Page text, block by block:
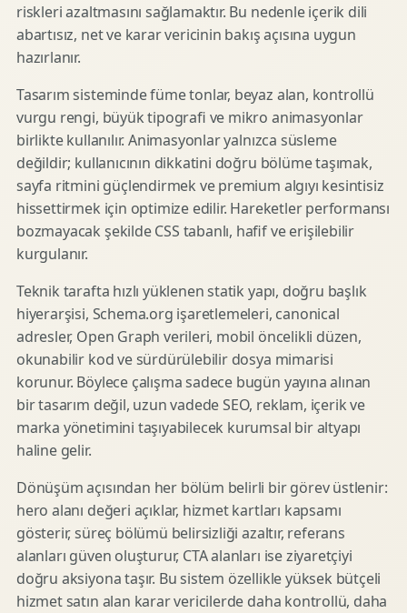
riskleri azaltmasını sağlamaktır. Bu nedenle içerik dili
abartısız, net ve karar vericinin bakış açısına uygun
hazırlanır.
Tasarım sisteminde füme tonlar, beyaz alan, kontrollü
vurgu rengi, büyük tipografi ve mikro animasyonlar
birlikte kullanılır. Animasyonlar yalnızca süsleme
değildir; kullanıcının dikkatini doğru bölüme taşımak,
sayfa ritmini güçlendirmek ve premium algıyı kesintisiz
hissettirmek için optimize edilir. Hareketler performansı
bozmayacak şekilde CSS tabanlı, hafif ve erişilebilir
kurgulanır.
Teknik tarafta hızlı yüklenen statik yapı, doğru başlık
hiyerarşisi, Schema.org işaretlemeleri, canonical
adresler, Open Graph verileri, mobil öncelikli düzen,
okunabilir kod ve sürdürülebilir dosya mimarisi
korunur. Böylece çalışma sadece bugün yayına alınan
bir tasarım değil, uzun vadede SEO, reklam, içerik ve
marka yönetimini taşıyabilecek kurumsal bir altyapı
haline gelir.
Dönüşüm açısından her bölüm belirli bir görev üstlenir:
hero alanı değeri açıklar, hizmet kartları kapsamı
gösterir, süreç bölümü belirsizliği azaltır, referans
alanları güven oluşturur, CTA alanları ise ziyaretçiyi
doğru aksiyona taşır. Bu sistem özellikle yüksek bütçeli
hizmet satın alan karar vericilerde daha kontrollü, daha